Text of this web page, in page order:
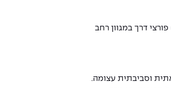
דרך במגוון רחב
וסביבתית עצומה.